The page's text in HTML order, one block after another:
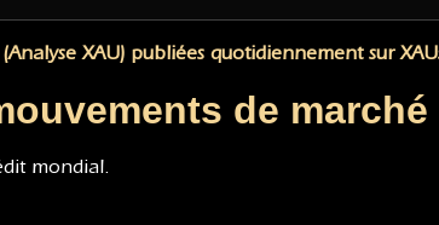
XAU) publiées quotidiennement sur
de marché
mondial.